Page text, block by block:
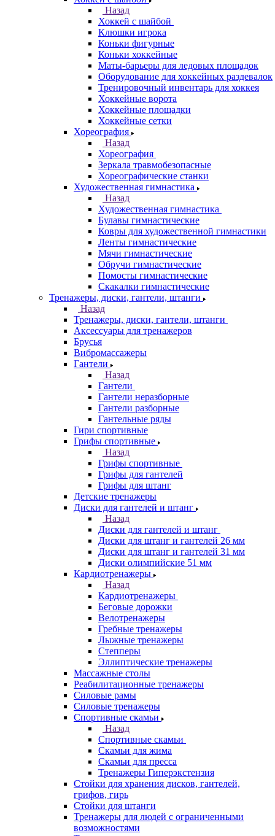
Назад
Хоккей с шайбой
Клюшки игрока
Коньки фигурные
Коньки хоккейные
Маты-барьеры для ледовых площадок
Оборудование для хоккейных раздевалок
Тренировочный инвентарь для хоккея
Хоккейные ворота
Хоккейные площадки
Хоккейные сетки
Хореография
Назад
Хореография
Зеркала травмобезопасные
Хореографические станки
Художественная гимнастика
Назад
Художественная гимнастика
Булавы гимнастические
Ковры для художественной гимнастики
Ленты гимнастические
Мячи гимнастические
Обручи гимнастические
Помосты гимнастические
Скакалки гимнастические
Тренажеры, диски, гантели, штанги
Назад
Тренажеры, диски, гантели, штанги
Аксессуары для тренажеров
Брусья
Вибромассажеры
Гантели
Назад
Гантели
Гантели неразборные
Гантели разборные
Гантельные ряды
Гири спортивные
Грифы спортивные
Назад
Грифы спортивные
Грифы для гантелей
Грифы для штанг
Детские тренажеры
Диски для гантелей и штанг
Назад
Диски для гантелей и штанг
Диски для штанг и гантелей 26 мм
Диски для штанг и гантелей 31 мм
Диски олимпийские 51 мм
Кардиотренажеры
Назад
Кардиотренажеры
Беговые дорожки
Велотренажеры
Гребные тренажеры
Лыжные тренажеры
Степперы
Эллиптические тренажеры
Массажные столы
Реабилитационные тренажеры
Силовые рамы
Силовые тренажеры
Спортивные скамьи
Назад
Спортивные скамьи
Скамьи для жима
Скамьи для пресса
Тренажеры Гиперэкстензия
Стойки для хранения дисков, гантелей,
грифов, гирь
Стойки для штанги
Тренажеры для людей с ограниченными
возможностями